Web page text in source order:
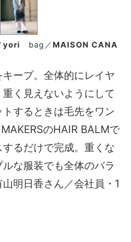
yori bag／MAISON CANA
キープ。全体的にレイヤ
く見えないようにして
するときは毛先をワン
のHAIR BALMで
るだけで完成。重くな
な服装でも全体のバラ
明日香さん／会社員・1